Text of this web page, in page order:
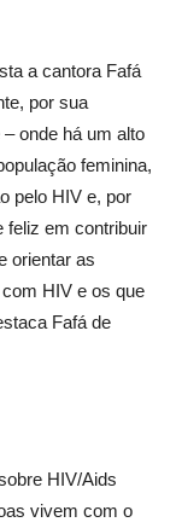
a cantora Fafá
por sua
onde há um alto
feminina,
pelo HIV e, por
feliz em contribuir
orientar as
HIV e os que
Fafá de
HIV/Aids
vivem com o